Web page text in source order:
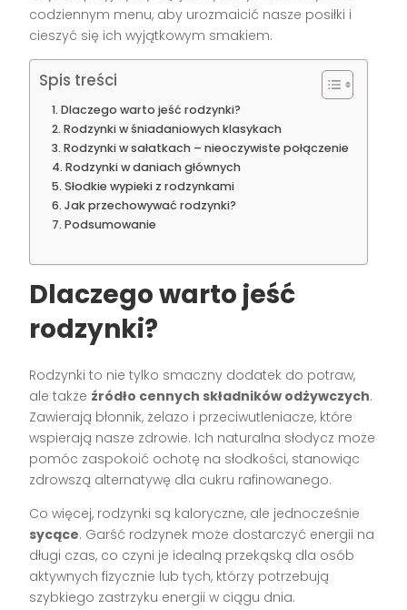
codziennym menu, aby urozmaicić nasze posiłki i
cieszyć się ich wyjątkowym smakiem.
Spis treści
Dlaczego warto jeść rodzynki?
Rodzynki w śniadaniowych klasykach
Rodzynki w sałatkach – nieoczywiste połączenie
Rodzynki w daniach głównych
Słodkie wypieki z rodzynkami
Jak przechowywać rodzynki?
Podsumowanie
Dlaczego warto jeść
rodzynki?
Rodzynki to nie tylko smaczny dodatek do potraw,
ale także źródło cennych składników odżywczych.
Zawierają błonnik, żelazo i przeciwutleniacze, które
wspierają nasze zdrowie. Ich naturalna słodycz może
pomóc zaspokoić ochotę na słodkości, stanowiąc
zdrowszą alternatywę dla cukru rafinowanego.
Co więcej, rodzynki są kaloryczne, ale jednocześnie
sycące. Garść rodzynek może dostarczyć energii na
długi czas, co czyni je idealną przekąską dla osób
aktywnych fizycznie lub tych, którzy potrzebują
szybkiego zastrzyku energii w ciągu dnia.